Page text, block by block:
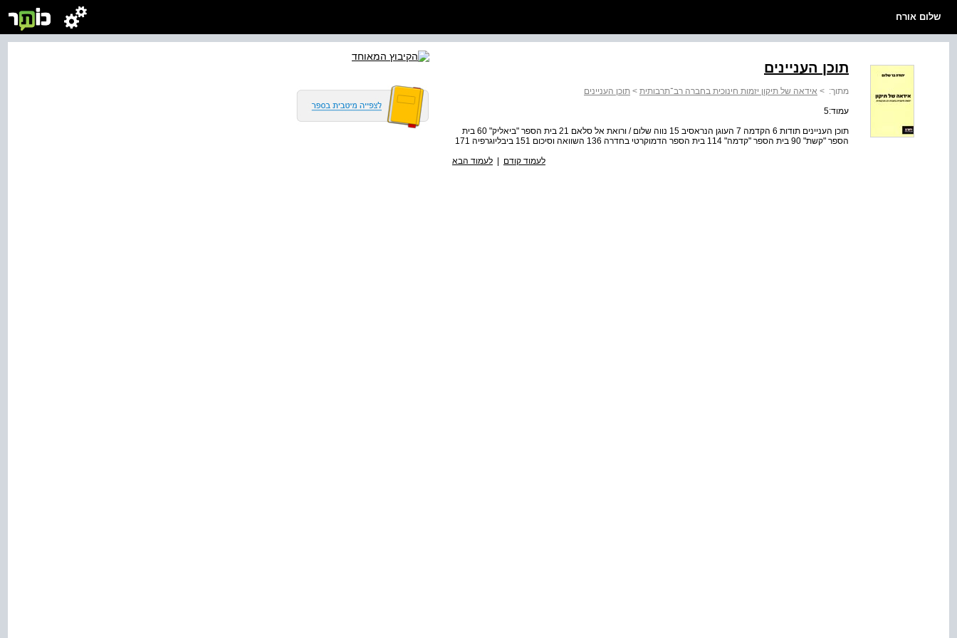
שלום אורח
תוכן העניינים
מתוך: > אידאה של תיקון יזמות חינוכית בחברה רב־תרבותית > תוכן העניינים
עמוד:5
תוכן העניינים תודות 6 הקדמה 7 העוגן הנראסיב 15 נווה שלום / ורואת אל סלאם 21 בית הספר "ביאליק" 60 בית
הספר "קשת" 90 בית הספר "קדמה" 114 בית הספר הדמוקרטי בחדרה 136 השוואה וסיכום 151 ביבליוגרפיה 171
לעמוד קודם | לעמוד הבא